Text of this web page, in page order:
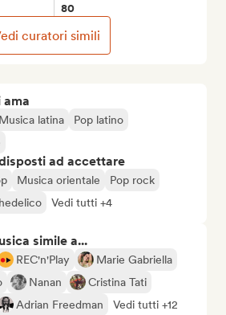
Musica latina
Pop latino
ad accettare
Musica orientale
Pop rock
Vedi tutti +4
simile a...
REC'n'Play
Marie Gabriella
Nanan
Cristina Tati
Adrian Freedman Vedi tutti +12
80
curatori simili